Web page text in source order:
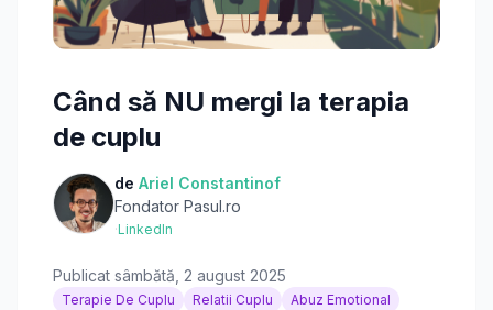
Când să NU mergi la terapia
de cuplu
de Ariel Constantinof
Fondator Pasul.ro
·LinkedIn
Publicat sâmbătă, 2 august 2025
Terapie De Cuplu Relatii Cuplu
Abuz Emotional